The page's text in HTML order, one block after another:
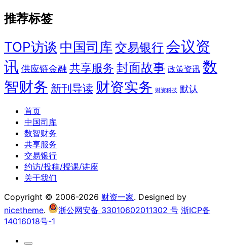
推荐标签
TOP访谈 中国司库 交易银行会议资
讯 供应链金融 共享服务 封面故事 政策资讯 数
智财务 新刊导读 财资实务 财资科技 默认
首页
中国司库
数智财务
共享服务
交易银行
约访/投稿/授课/讲座
关于我们
Copyright © 2006-2026 财资一家. Designed by
nicetheme. 浙公网安备 33010602011302 号 浙ICP备
14016018号-1